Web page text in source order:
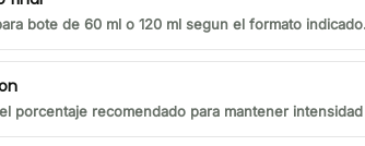
bote de 60 ml o 120 ml segun el formato indicado.
porcentaje recomendado para mantener